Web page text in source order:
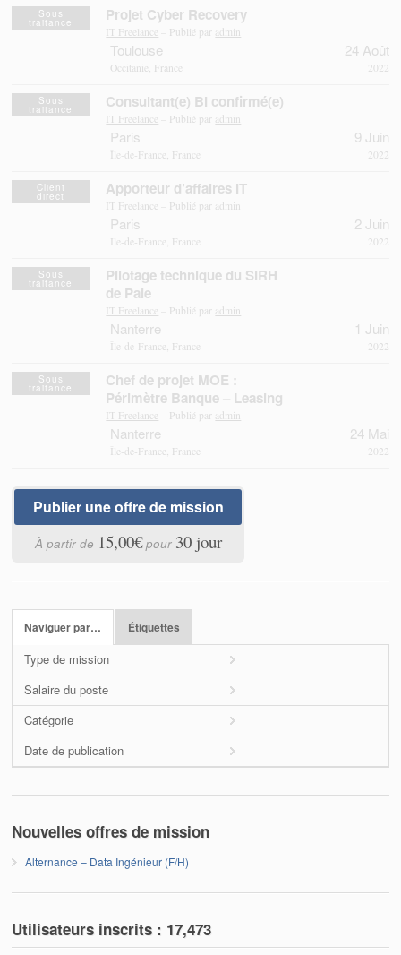
Sous
traitance Projet Cyber Recovery
IT Freelance – Publié par admin
Toulouse
Occitanie, France
24 Août
2022
Sous
traitance Consultant(e) BI confirmé(e)
IT Freelance – Publié par admin
Paris
Île-de-France, France
9 Juin
2022
Client
direct Apporteur d’affaires IT
IT Freelance – Publié par admin
Paris
Île-de-France, France
2 Juin
2022
Sous
traitance
Pilotage technique du SIRH
de Paie
IT Freelance – Publié par admin
Nanterre
Île-de-France, France
1 Juin
2022
Sous
traitance
Chef de projet MOE :
Périmètre Banque – Leasing
IT Freelance – Publié par admin
Nanterre
Île-de-France, France
24 Mai
2022
Publier une offre de mission
À partir de 15,00€pour 30 jour
Naviguer par… Étiquettes
Type de mission
Salaire du poste
Catégorie
Date de publication
Nouvelles offres de mission
Alternance – Data Ingénieur (F/H)
Utilisateurs inscrits : 17,473